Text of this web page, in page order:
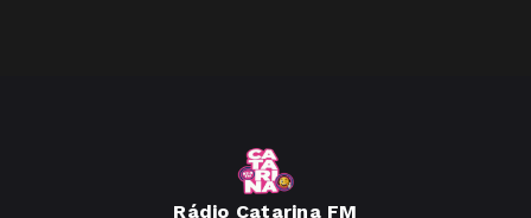
Rádio Catarina FM